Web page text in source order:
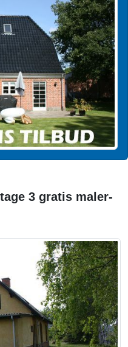
3 gratis maler-